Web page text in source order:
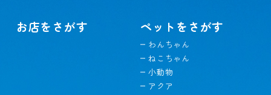
お店をさがす ペットをさがす
わんちゃん
ねこちゃん
小動物
アクア